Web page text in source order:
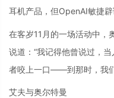
耳机产品，但OpenAI敏捷辟
在客岁11月的一场活动中，
说道：“我记得他曾说过，
者咬上一口——到那时，我
艾夫与奥尔特曼